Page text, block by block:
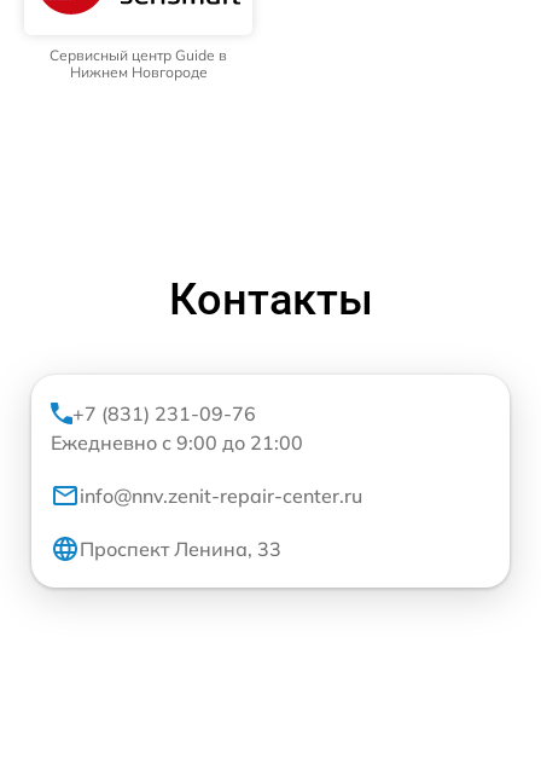
Сервисный центр Guide в
Нижнем Новгороде
Контакты
+7 (831) 231-09-76
Ежедневно с 9:00 до 21:00
info@nnv.zenit-repair-center.ru
Проспект Ленина, 33